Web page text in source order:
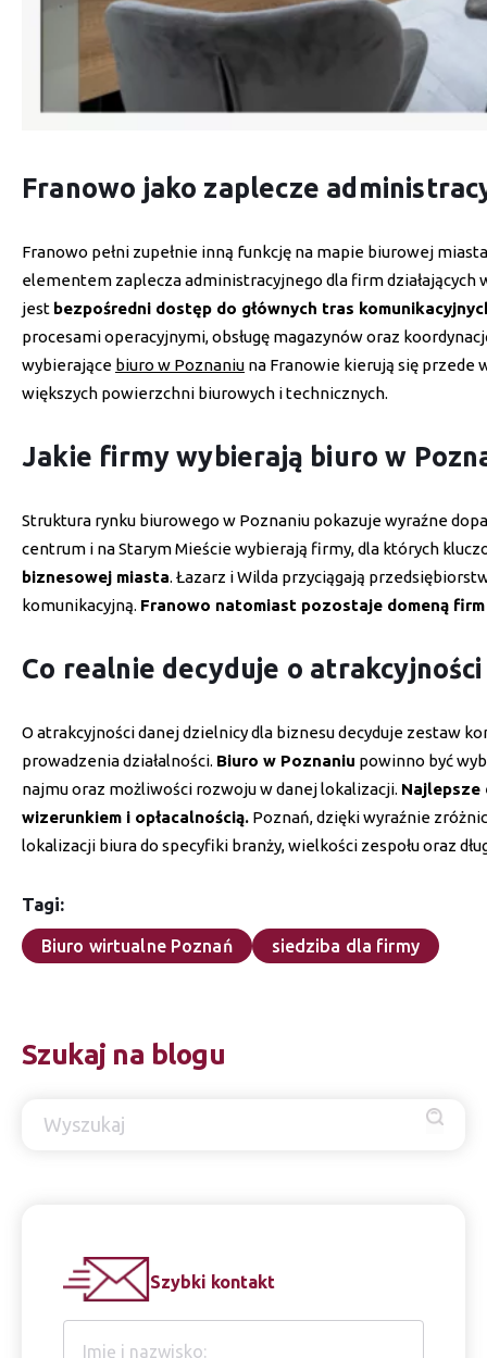
Franowo jako zaplecze
Franowo pełni zupełnie inną funkcję na mapie biurowej
elementem zaplecza administracyjnego dla firm działających
jest bezpośredni dostęp do głównych tras
procesami operacyjnymi, obsługę magazynów oraz
wybierające biuro w Poznaniu na Franowie kierują się przede
większych powierzchni biurowych i technicznych.
Jakie firmy wybierają biuro w
Struktura rynku biurowego w Poznaniu pokazuje wyraźne
centrum i na Starym Mieście wybierają firmy, dla których
biznesowej miasta. Łazarz i Wilda przyciągają
komunikacyjną. Franowo natomiast pozostaje domeną
Co realnie decyduje o
O atrakcyjności danej dzielnicy dla biznesu decyduje zestaw
prowadzenia działalności. Biuro w Poznaniu powinno być
najmu oraz możliwości rozwoju w danej lokalizacji.
wizerunkiem i opłacalnością. Poznań, dzięki wyraźnie
lokalizacji biura do specyfiki branży, wielkości zespołu oraz
Tagi:
Biuro wirtualne Poznań siedziba dla firmy
Szukaj na blogu
Szybki kontakt